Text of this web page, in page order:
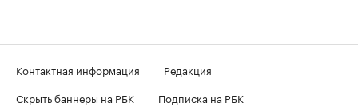
Контактная информация
Редакция
Скрыть баннеры на РБК
Подписка на РБК